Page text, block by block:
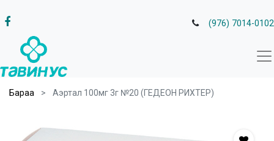
(976) 7014-0102
Бараа Аэртал 100мг 3г №20 (ГЕДЕОН РИХТЕР)